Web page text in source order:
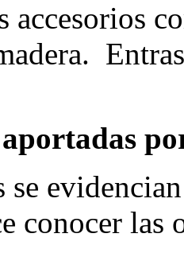
accesorios
se
conocer las